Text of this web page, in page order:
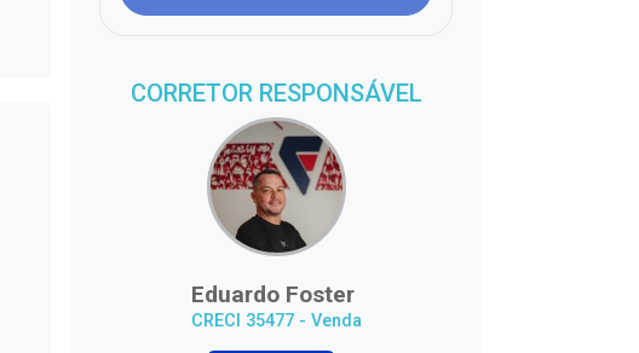
CORRETOR RESPONSÁVEL
Eduardo Foster
CRECI 35477 - Venda